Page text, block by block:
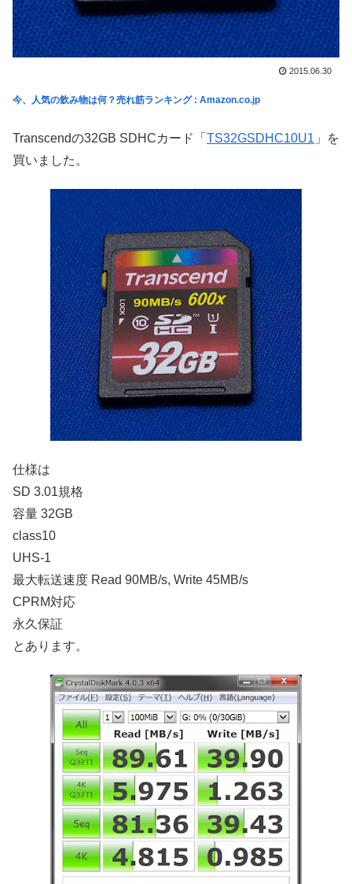
2015.06.30
今、人気の飲み物は何？売れ筋ランキング : Amazon.co.jp
Transcendの32GB SDHCカード「 TS32GSDHC10U1 」を
買いました。
仕様は
SD 3.01規格
容量 32GB
class10
UHS-1
最大転送速度 Read 90MB/s, Write 45MB/s
CPRM対応
永久保証
とあります。